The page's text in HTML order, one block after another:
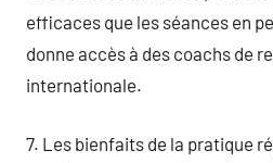
efficaces que les séances en
donne accès à des coachs de
internationale.
7. Les bienfaits de la pratique